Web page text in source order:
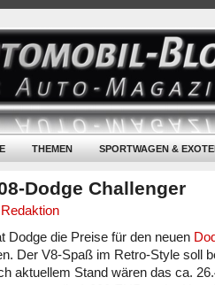
THEMEN SPORTWAGEN &
Dodge Challenger
Redaktion
Dodge die Preise für den neuen
Der V8-Spaß im Retro-Style soll
aktuellem Stand wären das ca.